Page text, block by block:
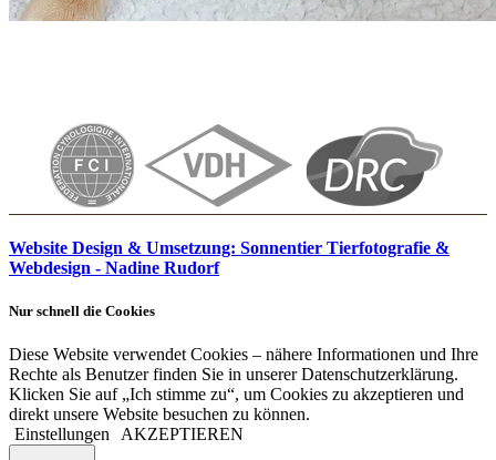
Website Design & Umsetzung: Sonnentier Tierfotografie &
Webdesign - Nadine Rudorf
Nur schnell die Cookies
Diese Website verwendet Cookies – nähere Informationen und Ihre
Rechte als Benutzer finden Sie in unserer Datenschutzerklärung.
Klicken Sie auf „Ich stimme zu“, um Cookies zu akzeptieren und
direkt unsere Website besuchen zu können.
Einstellungen AKZEPTIEREN